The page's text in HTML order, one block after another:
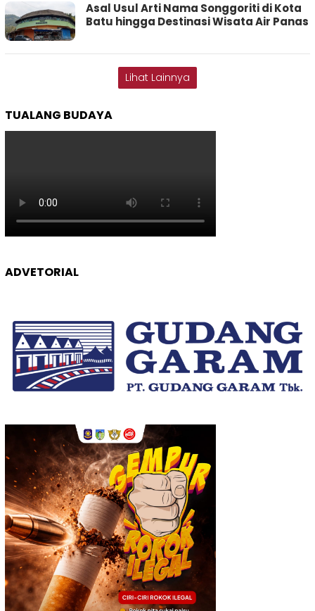
Asal Usul Arti Nama Songgoriti di Kota
Batu hingga Destinasi Wisata Air Panas
Lihat Lainnya
TUALANG BUDAYA
ADVETORIAL